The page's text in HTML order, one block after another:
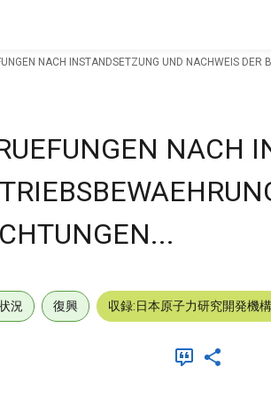
NACH INSTANDSETZUNG UND NACHWEIS
NACH
況 復興 収録:日本原子力研究開発機